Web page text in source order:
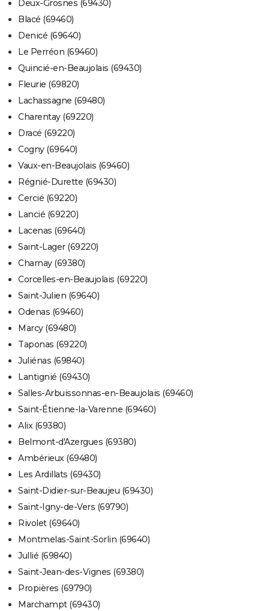
Deux-Grosnes (69430)
Blacé (69460)
Denicé (69640)
Le Perréon (69460)
Quincié-en-Beaujolais (69430)
Fleurie (69820)
Lachassagne (69480)
Charentay (69220)
Dracé (69220)
Cogny (69640)
Vaux-en-Beaujolais (69460)
Régnié-Durette (69430)
Cercié (69220)
Lancié (69220)
Lacenas (69640)
Saint-Lager (69220)
Charnay (69380)
Corcelles-en-Beaujolais (69220)
Saint-Julien (69640)
Odenas (69460)
Marcy (69480)
Taponas (69220)
Juliénas (69840)
Lantignié (69430)
Salles-Arbuissonnas-en-Beaujolais (69460)
Saint-Étienne-la-Varenne (69460)
Alix (69380)
Belmont-d'Azergues (69380)
Ambérieux (69480)
Les Ardillats (69430)
Saint-Didier-sur-Beaujeu (69430)
Saint-Igny-de-Vers (69790)
Rivolet (69640)
Montmelas-Saint-Sorlin (69640)
Jullié (69840)
Saint-Jean-des-Vignes (69380)
Propières (69790)
Marchampt (69430)